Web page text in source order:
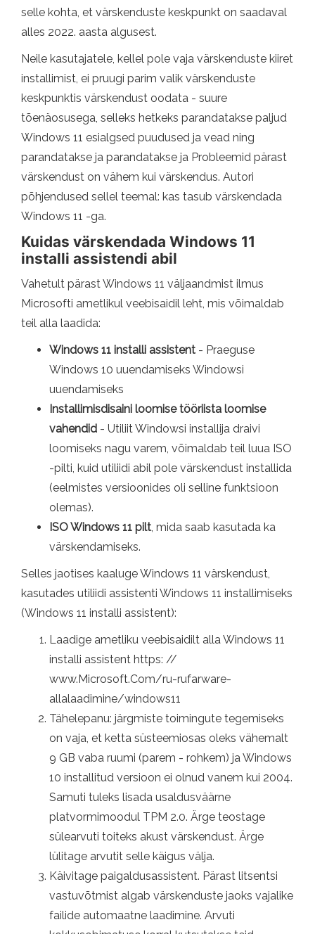
selle kohta, et värskenduste keskpunkt on saadaval
alles 2022. aasta algusest.
Neile kasutajatele, kellel pole vaja värskenduste kiiret
installimist, ei pruugi parim valik värskenduste
keskpunktis värskendust oodata - suure
tõenäosusega, selleks hetkeks parandatakse paljud
Windows 11 esialgsed puudused ja vead ning
parandatakse ja parandatakse ja Probleemid pärast
värskendust on vähem kui värskendus. Autori
põhjendused sellel teemal: kas tasub värskendada
Windows 11 -ga.
Kuidas värskendada Windows 11
installi assistendi abil
Vahetult pärast Windows 11 väljaandmist ilmus
Microsofti ametlikul veebisaidil leht, mis võimaldab
teil alla laadida:
Windows 11 installi assistent - Praeguse
Windows 10 uuendamiseks Windowsi
uuendamiseks
Installimisdisaini loomise tööriista loomise
vahendid - Utiliit Windowsi installija draivi
loomiseks nagu varem, võimaldab teil luua ISO
-pilti, kuid utiliidi abil pole värskendust installida
(eelmistes versioonides oli selline funktsioon
olemas).
ISO Windows 11 pilt, mida saab kasutada ka
värskendamiseks.
Selles jaotises kaaluge Windows 11 värskendust,
kasutades utiliidi assistenti Windows 11 installimiseks
(Windows 11 installi assistent):
Laadige ametliku veebisaidilt alla Windows 11
installi assistent https: //
www.Microsoft.Com/ru-rufarware-
allalaadimine/windows11
Tähelepanu: järgmiste toimingute tegemiseks
on vaja, et ketta süsteemiosas oleks vähemalt
9 GB vaba ruumi (parem - rohkem) ja Windows
10 installitud versioon ei olnud vanem kui 2004.
Samuti tuleks lisada usaldusväärne
platvormimoodul TPM 2.0. Ärge teostage
sülearvuti toiteks akust värskendust. Ärge
lülitage arvutit selle käigus välja.
Käivitage paigaldusassistent. Pärast litsentsi
vastuvõtmist algab värskenduste jaoks vajalike
failide automaatne laadimine. Arvuti